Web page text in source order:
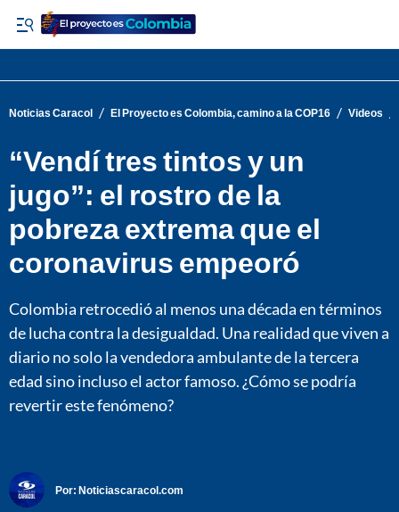
Noticias Caracol / El Proyecto es Colombia, camino a la COP16 / Videos
“Vendí tres tintos y un
jugo”: el rostro de la
pobreza extrema que el
coronavirus empeoró
Colombia retrocedió al menos una década en términos
de lucha contra la desigualdad. Una realidad que viven a
diario no solo la vendedora ambulante de la tercera
edad sino incluso el actor famoso. ¿Cómo se podría
revertir este fenómeno?
Por: Noticiascaracol.com